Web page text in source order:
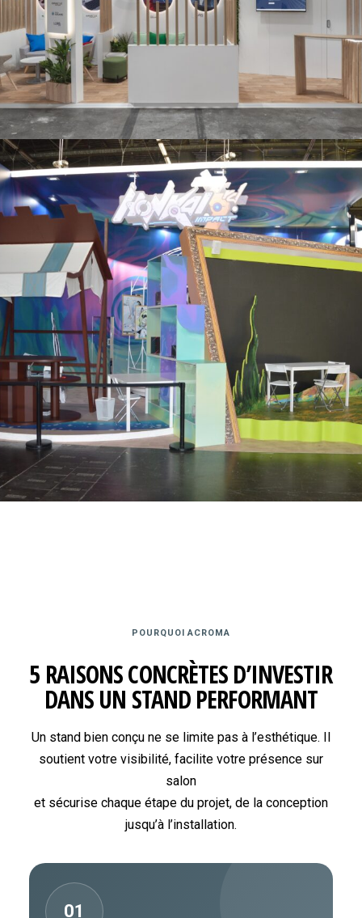
POURQUOI ACROMA
5 RAISONS CONCRÈTES D’INVESTIR
DANS UN STAND PERFORMANT
Un stand bien conçu ne se limite pas à l’esthétique. Il
soutient votre visibilité, facilite votre présence sur
salon
et sécurise chaque étape du projet, de la conception
jusqu’à l’installation.
01